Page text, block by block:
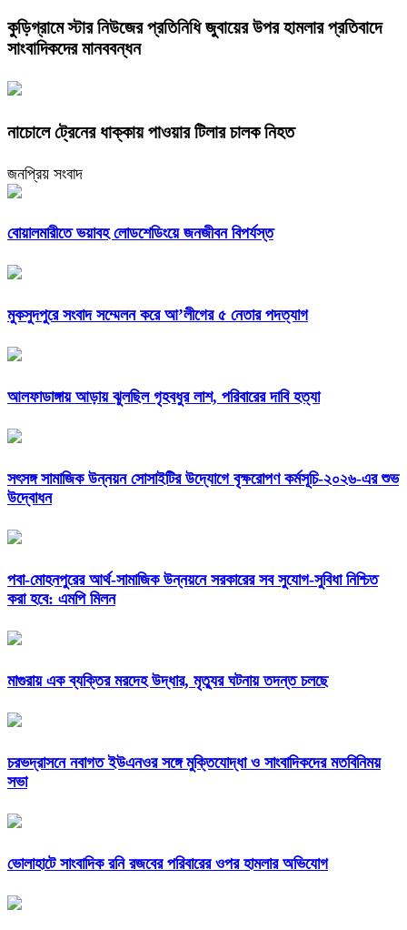
কুড়িগ্রামে স্টার নিউজের প্রতিনিধি জুবায়ের উপর হামলার প্রতিবাদে
সাংবাদিকদের মানববন্ধন
নাচোলে ট্রেনের ধাক্কায় পাওয়ার টিলার চালক নিহত
জনপ্রিয় সংবাদ
বোয়ালমারীতে ভয়াবহ লোডশেডিংয়ে জনজীবন বিপর্যস্ত
মুকসুদপুরে সংবাদ সম্মেলন করে আ’লীগের ৫ নেতার পদত্যাগ
আলফাডাঙ্গায় আড়ায় ঝুলছিল গৃহবধুর লাশ, পরিবারের দাবি হত্যা
সৎসঙ্গ সামাজিক উন্নয়ন সোসাইটির উদ্যোগে বৃক্ষরোপণ কর্মসূচি-২০২৬-এর শুভ
উদ্বোধন
পবা-মোহনপুরের আর্থ-সামাজিক উন্নয়নে সরকারের সব সুযোগ-সুবিধা নিশ্চিত
করা হবে: এমপি মিলন
মাগুরায় এক ব্যক্তির মরদেহ উদ্ধার, মৃত্যুর ঘটনায় তদন্ত চলছে
চরভদ্রাসনে নবাগত ইউএনওর সঙ্গে মুক্তিযোদ্ধা ও সাংবাদিকদের মতবিনিময়
সভা
ভোলাহাটে সাংবাদিক রনি রজবের পরিবারের ওপর হামলার অভিযোগ